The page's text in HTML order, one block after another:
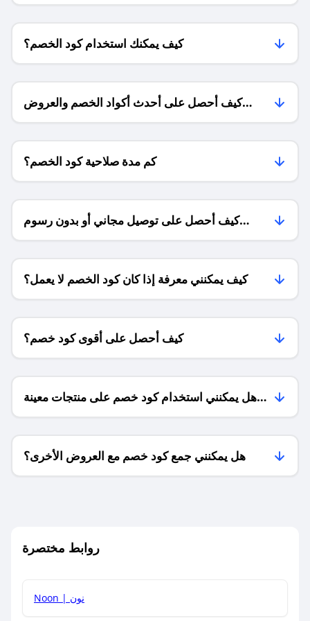
كيف يمكنك استخدام كود الخصم؟
كيف أحصل على أحدث أكواد الخصم والعروض
للمتاجر؟
كم مدة صلاحية كود الخصم؟
كيف أحصل على توصيل مجاني أو بدون رسوم
الشحن ؟
كيف يمكنني معرفة إذا كان كود الخصم لا يعمل؟
كيف أحصل على أقوى كود خصم؟
هل يمكنني استخدام كود خصم على منتجات معينة
فقط؟
هل يمكنني جمع كود خصم مع العروض الأخرى؟
روابط مختصرة
Noon | نون